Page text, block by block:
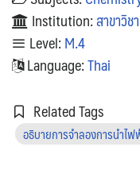
Institution:สาขาวิช
Level:M.4
Language:Thai
Related Tags
อธิบายการจำลองการนำไ